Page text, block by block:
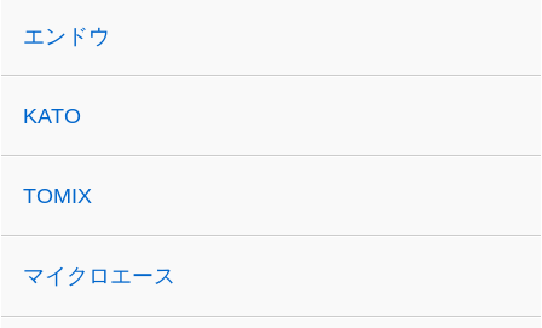
エンドウ
KATO
TOMIX
マイクロエース